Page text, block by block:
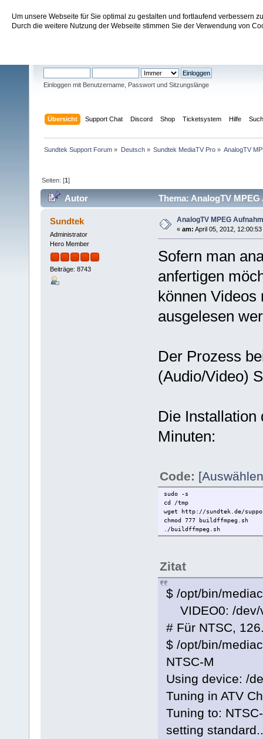
Um unsere Webseite für Sie optimal zu gestalten und fortlaufend verbessern
Durch die weitere Nutzung der Webseite stimmen Sie der Verwendung von
Sundtek Support Forum
Einloggen mit Benutzername, Passwort und Sitzungslänge
Übersicht Support Chat Discord Shop Ticketsystem Hilfe
Sundtek Support Forum » Deutsch» Sundtek MediaTV Pro» AnalogTV
Seiten: [1]
Autor Thema: AnalogTV
Sundtek
Administrator
Hero Member
Beiträge: 8743
AnalogTV MPEG
« am: April 05, 2012,
Sofern man
anfertigen
können Videos
ausgelesen
Der Prozess
(Audio/Video)
Die Installation
Minuten:
Code:
sudo -s
cd /tmp
wget http://sundtek.de/
chmod 777 buildffmpeg.sh
./buildffmpeg.sh
Zitat
$ /opt/bin/
VIDEO0: /dev/
# Für NTSC,
$ /opt/bin/
NTSC-M
Using device: /
Tuning in ATV
Tuning to:
setting